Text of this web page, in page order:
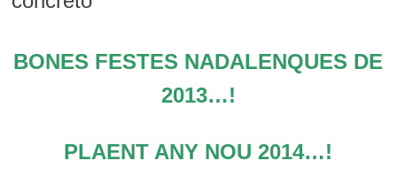
BONES FESTES NADALENQUES DE
2013…!
PLAENT ANY NOU 2014…!